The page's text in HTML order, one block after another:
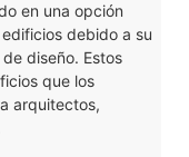
en una opción
debido a su
diseño. Estos
que los
arquitectos,